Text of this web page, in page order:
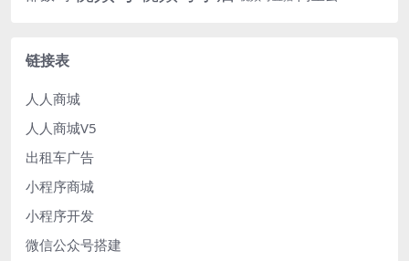
链接表
人人商城
人人商城V5
出租车广告
小程序商城
小程序开发
微信公众号搭建